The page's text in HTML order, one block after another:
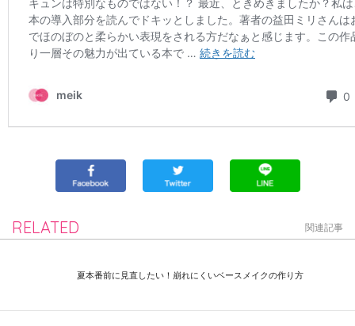
RELATED 関連記事
夏本番前に見直したい！崩れにくいベースメイクの作り方